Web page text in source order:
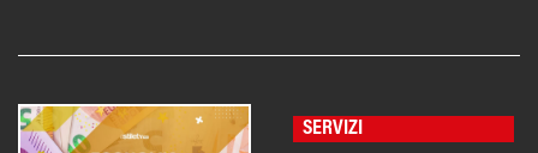
SERVIZI